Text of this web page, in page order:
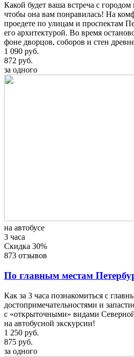
Какой будет ваша встреча с
чтобы она вам понравилась! На
проедете по улицам и проспектам
его архитектурой. Во время
фоне дворцов, соборов и стен
1 090 руб.
872 руб.
за одного
на автобусе
3 часа
Скидка 30%
873 отзывов
По главным местам
Как за 3 часа познакомиться с
достопримечательностями и
с «открыточными» видами
на автобусной экскурсии!
1 250 руб.
875 руб.
за одного